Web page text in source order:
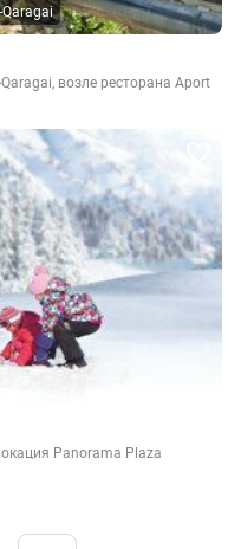
возле ресторана Aport
Panorama Plaza